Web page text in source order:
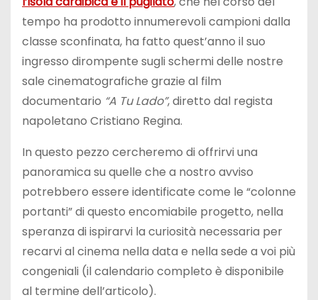
tempo ha prodotto innumerevoli campioni dalla
classe sconfinata, ha fatto quest’anno il suo
ingresso dirompente sugli schermi delle nostre
sale cinematografiche grazie al film
documentario “A Tu Lado”, diretto dal regista
napoletano Cristiano Regina.
In questo pezzo cercheremo di offrirvi una
panoramica su quelle che a nostro avviso
potrebbero essere identificate come le “colonne
portanti” di questo encomiabile progetto, nella
speranza di ispirarvi la curiosità necessaria per
recarvi al cinema nella data e nella sede a voi più
congeniali (il calendario completo è disponibile
al termine dell’articolo).